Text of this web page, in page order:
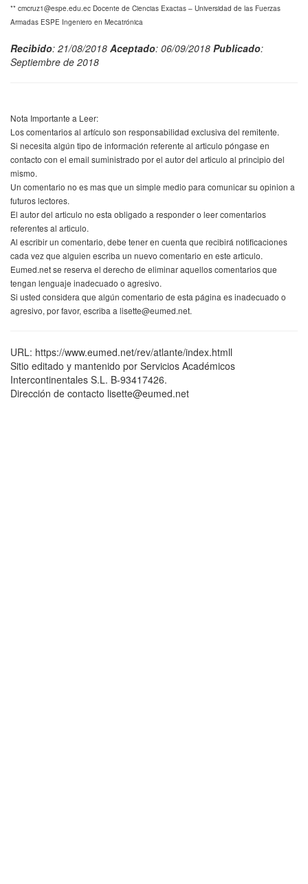
** cmcruz1@espe.edu.ec Docente de Ciencias Exactas – Universidad de las Fuerzas
Armadas ESPE Ingeniero en Mecatrónica
Recibido: 21/08/2018 Aceptado: 06/09/2018 Publicado:
Septiembre de 2018
Nota Importante a Leer:
Los comentarios al artículo son responsabilidad exclusiva del remitente.
Si necesita algún tipo de información referente al articulo póngase en
contacto con el email suministrado por el autor del articulo al principio del
mismo.
Un comentario no es mas que un simple medio para comunicar su opinion a
futuros lectores.
El autor del articulo no esta obligado a responder o leer comentarios
referentes al articulo.
Al escribir un comentario, debe tener en cuenta que recibirá notificaciones
cada vez que alguien escriba un nuevo comentario en este articulo.
Eumed.net se reserva el derecho de eliminar aquellos comentarios que
tengan lenguaje inadecuado o agresivo.
Si usted considera que algún comentario de esta página es inadecuado o
agresivo, por favor, escriba a lisette@eumed.net.
URL: https://www.eumed.net/rev/atlante/index.htmll
Sitio editado y mantenido por Servicios Académicos
Intercontinentales S.L. B-93417426.
Dirección de contacto lisette@eumed.net